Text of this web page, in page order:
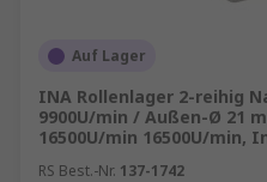
Auf Lager
INA Rollenlager 2-reihig
9900U/min / Außen-Ø 21
16500U/min 16500U/min,
RS Best.-Nr. 137-1742